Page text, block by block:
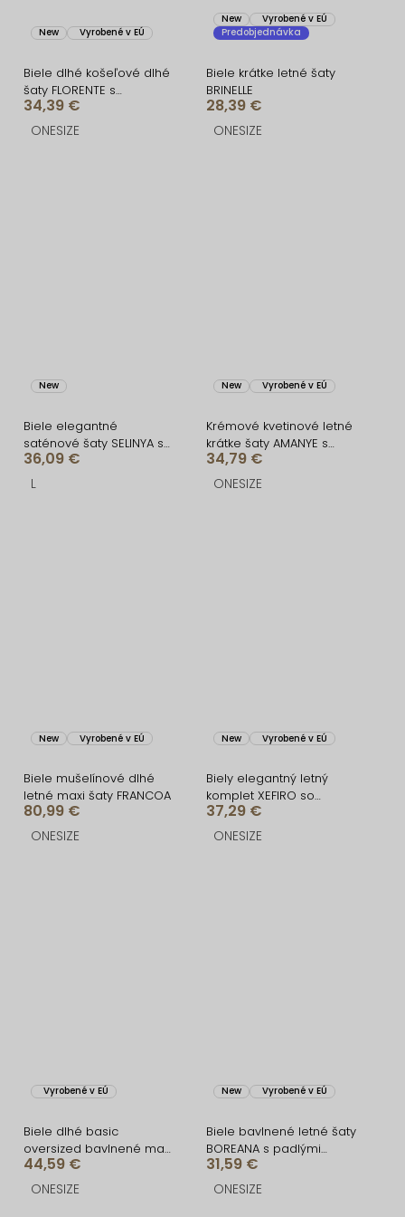
New Vyrobené v EÚ
Biele dlhé košeľové dlhé
šaty FLORENTE s
opaskom
34,39 €
ONESIZE
New
Vyrobené v EÚ
Predobjednávka
Biele krátke letné šaty
BRINELLE
28,39 €
ONESIZE
New
Biele elegantné
saténové šaty SELINYA s
prestrihmi
36,09 €
L
New Vyrobené v EÚ
Krémové kvetinové letné
krátke šaty AMANYE s
kraťaskami
34,79 €
ONESIZE
New Vyrobené v EÚ
Biele mušelínové dlhé
letné maxi šaty FRANCOA
80,99 €
ONESIZE
New Vyrobené v EÚ
Biely elegantný letný
komplet XEFIRO so
sukňou
37,29 €
ONESIZE
Vyrobené v EÚ
Biele dlhé basic
oversized bavlnené maxi
košeľové šaty FLARETA
44,59 €
ONESIZE
New Vyrobené v EÚ
Biele bavlnené letné šaty
BOREANA s padlými
rukávmi
31,59 €
ONESIZE